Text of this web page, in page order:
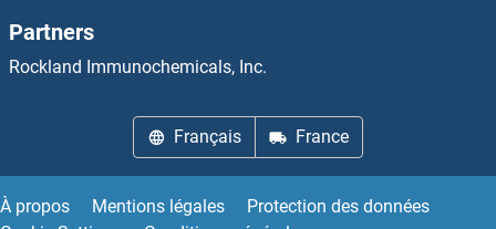
Factor XI Anticorps
Partners
Rockland Immunochemicals, Inc.
Français France
À propos Mentions légales
Protection des données